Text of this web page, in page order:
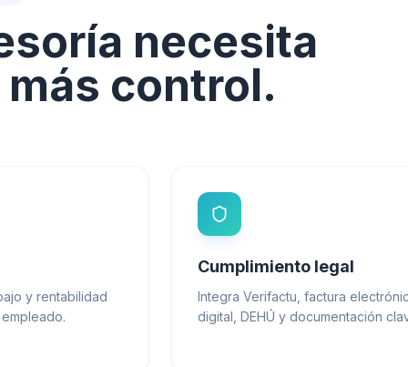
necesita
control.
y rentabilidad
Cumplimiento legal
Integra Verifactu, factura
digital, DEHÚ y documentación